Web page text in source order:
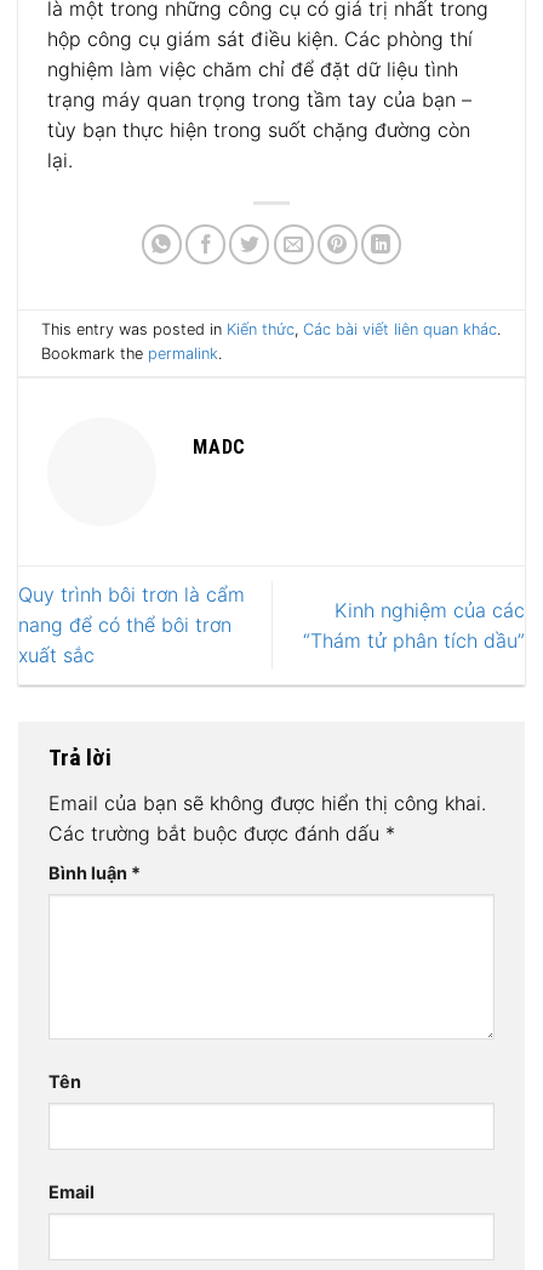
là một trong những công cụ có giá trị nhất trong
hộp công cụ giám sát điều kiện. Các phòng thí
nghiệm làm việc chăm chỉ để đặt dữ liệu tình
trạng máy quan trọng trong tầm tay của bạn –
tùy bạn thực hiện trong suốt chặng đường còn
lại.
This entry was posted in Kiến thức,Các bài viết liên quan khác.
Bookmark the permalink.
MADC
Quy trình bôi trơn là cẩm
nang để có thể bôi trơn
xuất sắc
Kinh nghiệm của các
“Thám tử phân tích dầu”
Trả lời
Email của bạn sẽ không được hiển thị công khai.
Các trường bắt buộc được đánh dấu *
Bình luận *
Tên
Email